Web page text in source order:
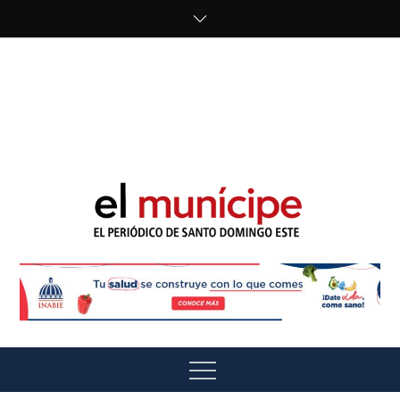
El Munícipe
Menu